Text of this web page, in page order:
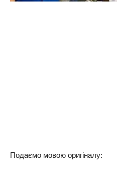
Подаємо мовою оригіналу: